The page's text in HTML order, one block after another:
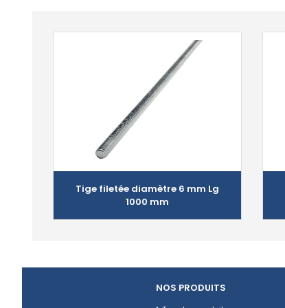
Tige filetée diamètre 6 mm Lg
1000 mm
NOS PRODUITS